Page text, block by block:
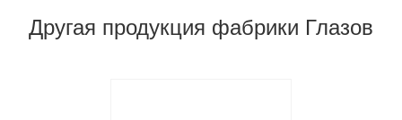
Другая продукция фабрики Глазов